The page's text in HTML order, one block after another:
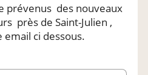
prévenus des nouveaux
près de Saint-Julien ,
ci dessous.